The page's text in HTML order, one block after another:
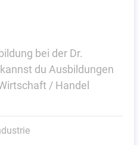
bei der Dr.
du Ausbildungen
/ Handel